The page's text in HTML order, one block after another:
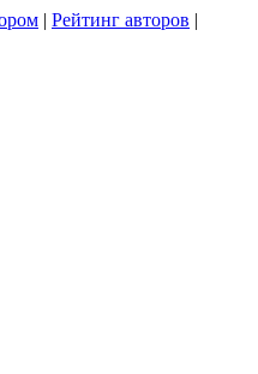
| Рейтинг авторов |